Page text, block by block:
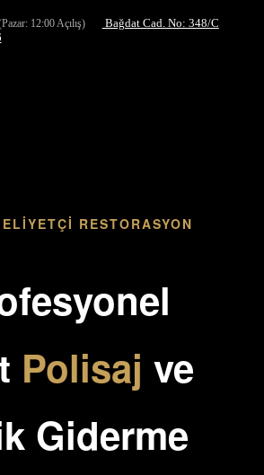
12:00 Açılış)
Bağdat Cad. No: 348/C
RESTORASYON
Polisaj ve
Giderme